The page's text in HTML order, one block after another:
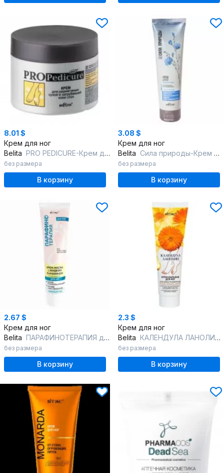
8.01 $
Крем для ног
Belita PRO PEDICURE-Крем д/размягч.сух.и загруб.кожи стоп
без размера
В корзину
3.08 $
Крем для ног
Belita Сила природы-Крем д/НОГ д/сухой кожи стоп и потрескавших.пяток
без размера
В корзину
2.67 $
Крем для ног
Belita ПАРАФИНОТЕРАПИЯ для НОГ-Крем-маска с жидким парафином д/ног несмываема
без размера
В корзину
2.3 $
Крем для ног
Belita КАЛЕНДУЛА ЛАНОЛИН-Крем- бальзам ДЛЯ НОГ SOS-ВОССТАНОВЛЕНИЕ
без размера
В корзину